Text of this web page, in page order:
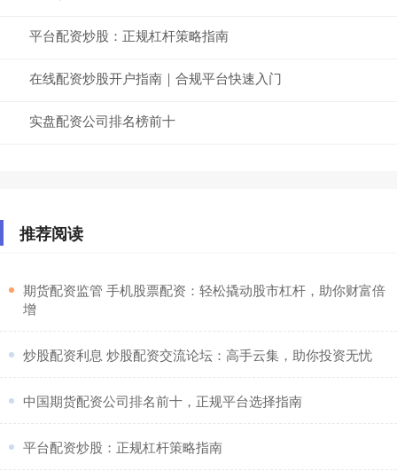
平台配资炒股：正规杠杆策略指南
在线配资炒股开户指南｜合规平台快速入门
实盘配资公司排名榜前十
推荐阅读
​期货配资监管 手机股票配资：轻松撬动股市杠杆，助你财富倍
增
​炒股配资利息 炒股配资交流论坛：高手云集，助你投资无忧
​中国期货配资公司排名前十，正规平台选择指南
​平台配资炒股：正规杠杆策略指南